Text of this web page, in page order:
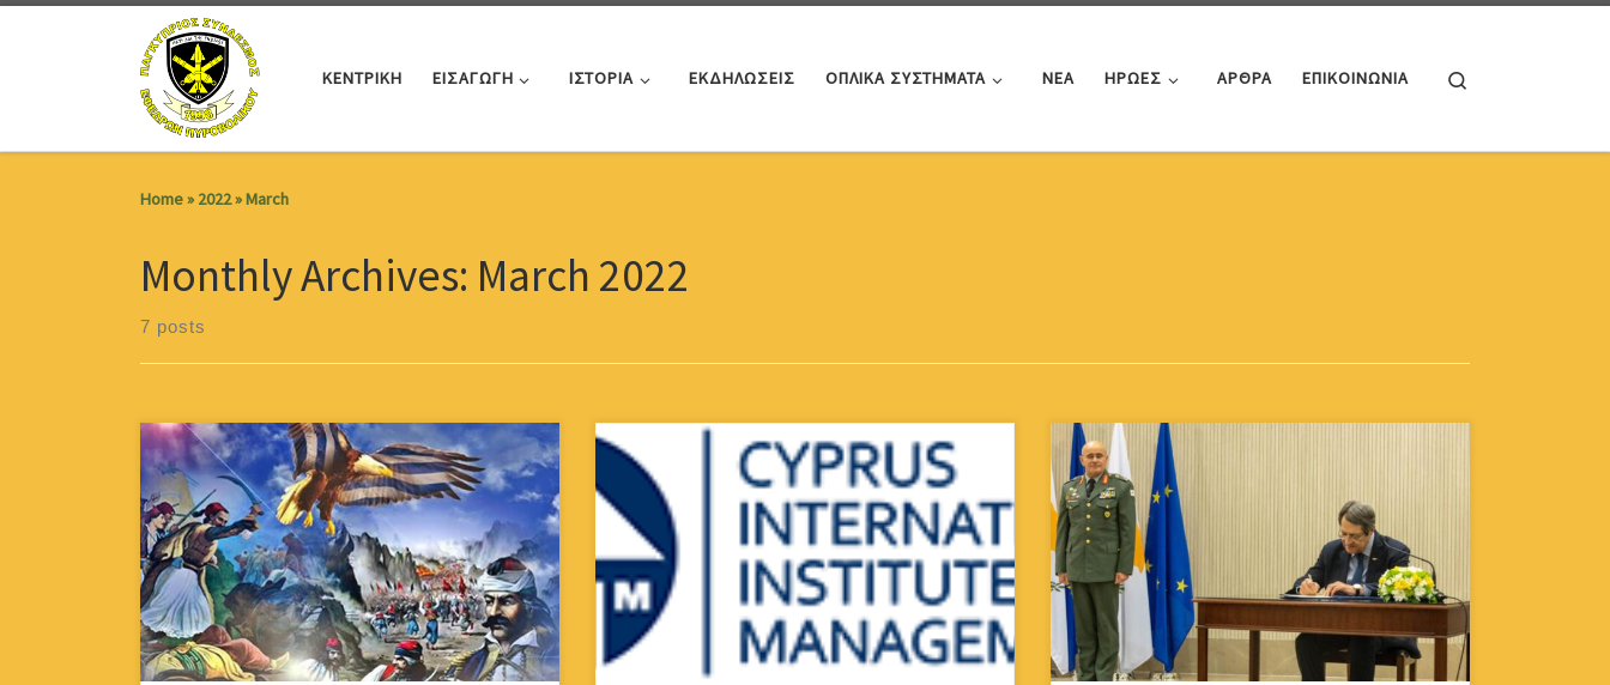
ΚΕΝΤΡΙΚΗ ΕΙΣΑΓΩΓΗ ΙΣΤΟΡΙΑ ΕΚΔΗΛΩΣΕΙΣ ΟΠΛΙΚΑ ΣΥΣΤΗΜΑΤΑ ΝΕΑ ΗΡΩΕΣ ΑΡΘΡΑ ΕΠΙΚΟΙΝΩΝΙΑ
Home» 2022»March
Monthly Archives: March 2022
7 posts
Η Ελλάδα,ο απανταχού
Ελληνισμόςαλλά και η Κύπρος τιμούν σήμερα την
επέτειο της Ελληνικής Επανάστασης του 1821 και τον
υπέροχο εκείνο Αγώνα για την Ελευθερία από τον
Οθωμανικό ζυγό. Ο απελευθερωτικός αυτός Αγώνας
σήμανε την εθνική παλιγγενεσία και κατ’επέκταση την
ίδρυση του Ελληνικού Κράτους.Σημαντική η συμβολή
των Κυπρίων στον αγώνα […]
Αγαπητά Μέλη, Ο Σύνδεσμός μας εξασφάλισε για τα
μέλη του και τις οικογένειές τους (παιδιά και εγγόνια)
Υποτροφίες συνολικής αξίας 25.500 ευρώ,για
σπουδές σε επίπεδο Master από το CIIM – Cyprus
International Institute of Management
https://www.ciim.ac.cy/ Λόγω του μεγάλου
ενδιαφέροντος από το κοινό, παρακαλώ όσοι
ενδιαφέρονται να επικοινωνήσουν άμεσα με […]
Ο Παγκύπριος Σύνδεσμος Εφέδρων Πυροβολικού,
συγχαίρει τον Αρχηγό της Εθνικής Φρουράς
Αντιστράτηγο Δημόκριτο Ζερβάκη για την ανανέωση
της θητείας του για ακόμη ένα χρόνο. Ως Σύνδεσμος
συνεχίζουμε την καρποφόρα συνεργασία μας με τον
Αρχηγό.